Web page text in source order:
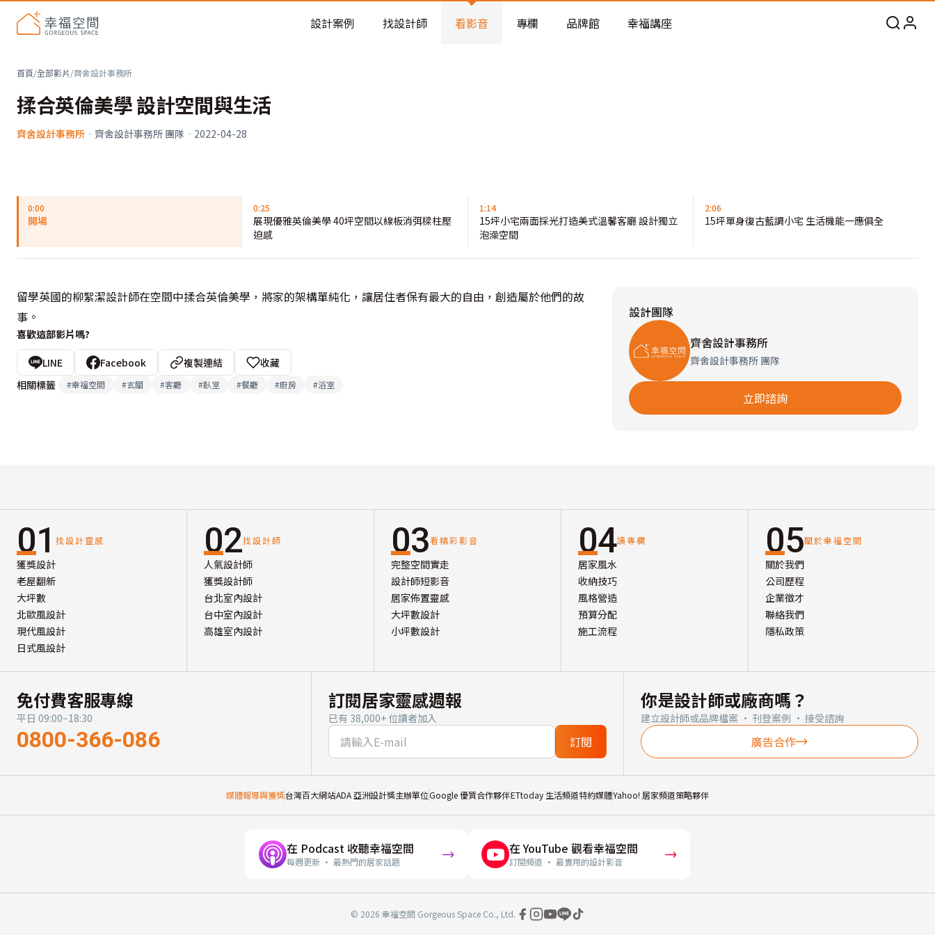
老屋預算分配與高 CP 值煥新術
設計案例 找設計師 看影音 專欄 品牌館 幸福講座
首頁/全部影片/齊舍設計事務所
揉合英倫美學 設計空間與生活
齊舍設計事務所 · 齊舍設計事務所 團隊 · 2022-04-28
0:00
開場
0:25
展現優雅英倫美學 40坪空間以線板消弭樑柱壓
迫感
1:14
15坪小宅兩面採光打造美式溫馨客廳 設計獨立
泡澡空間
2:06
15坪單身復古藍調小宅 生活機能一應俱全
留學英國的柳絮潔設計師在空間中揉合英倫美學，將家的架構單純化，讓居住者保有最大的自由，創造屬於他們的故
事。
喜歡這部影片嗎?
LINE Facebook 複製連結
收藏
相關標籤
#幸福空間 #玄關 #客廳 #臥室 #餐廳 #廚房 #浴室
設計團隊
齊舍設計事務所
齊舍設計事務所 團隊
立即諮詢
01 找設計靈感
獲獎設計
老屋翻新
大坪數
北歐風設計
現代風設計
日式風設計
02找設計師
人氣設計師
獲獎設計師
台北室內設計
台中室內設計
高雄室內設計
03看精彩影音
完整空間實走
設計師短影音
居家佈置靈感
大坪數設計
小坪數設計
04讀專欄
居家風水
收納技巧
風格營造
預算分配
施工流程
05關於幸福空間
關於我們
公司歷程
企業徵才
聯絡我們
隱私政策
免付費客服專線
平日 09:00~18:30
0800-366-086
訂閱居家靈感週報
已有 38,000+ 位讀者加入
訂閱
你是設計師或廠商嗎？
建立設計師或品牌檔案 · 刊登案例 · 接受諮詢
廣告合作
媒體報導與獲獎台灣百大網站ADA 亞洲設計獎主辦單位Google 優質合作夥伴ETtoday 生活頻道特約媒體Yahoo! 居家頻道策略夥伴
在 Podcast 收聽幸福空間
每週更新 · 最熱門的居家話題
在 YouTube 觀看幸福空間
訂閱頻道 · 最實用的設計影音
© 2026 幸福空間 Gorgeous Space Co., Ltd.